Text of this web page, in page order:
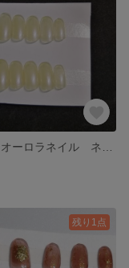
残り1点